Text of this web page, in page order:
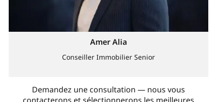
Demandez une consultation — nous vous
Amer Alia
Conseiller Immobilier Senior